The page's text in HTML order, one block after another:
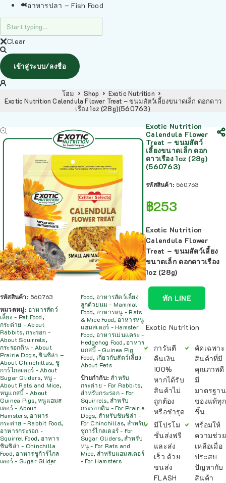
อาหารปลา – Fish Food
Clear
เข้าสู่ระบบ/ลงชื่อ
โฮม Shop
Exotic Nutrition
Exotic Nutrition Calendula Flower Treat – ขนมสัตว์เลี้ยงขนาดเล็ก ดอกดาว
เรือง 1oz (28g)(560763)
รหัสสินค้า: 560763
หมวดหมู่: อาหารสัตว์
เลี้ยง - Pet Food,
กระต่าย - About
Rabbits, กระรอก -
About Squirrels,
กระรอกดิน - About
Prairie Dogs,ชินชิล่า –
About Chinchillas, ชู
การ์ไกลเดอร์ - About
Sugar Gliders, หนู -
About Rats and Mice,
หนูแกสบี้ - About
Guinea Pigs,หนูแฮมส
เตอร์ - About
Hamsters, อาหาร
กระต่าย - Rabbit Food,
อาหารกระรอก -
Squirrel Food, อาหาร
ชินชิล่า - Chinchilla
Food, อาหารชูก้าร์ไกล
เดอร์ - Sugar Glider
Food, อาหารสัตว์เลี้ยง
ลูกด้วยนม - Mammal
Food, อาหารหนู - Rats
& Mice Food, อาหารหนู
แฮมสเตอร์ - Hamster
Food, อาหารเม่นแคระ -
Hedgehog Food, อาหาร
แกสบี้ - Guinea Pig
Food, เกี่ยวกับสัตว์เลี้ยง -
About Pets
ป้ายกำกับ:สำหรับ
กระต่าย - For Rabbits,
สำหรับกระรอก - For
Squirrels,สำหรับ
กระรอกดิน - For Prairie
Dogs, สำหรับชินชิล่า -
For Chinchillas, สำหรับ
ชูการ์ไกลเดอร์ - For
Sugar Gliders,สำหรับ
หนู - For Rats and
Mice, สำหรับแฮมสเตอร์
- For Hamsters
Exotic Nutrition
Calendula Flower
Treat – ขนมสัตว์
เลี้ยงขนาดเล็ก ดอก
ดาวเรือง 1oz (28g)
(560763)
รหัสสินค้า: 560763
฿253
Exotic Nutrition
Calendula Flower
Treat – ขนมสัตว์เลี้ยง
ขนาดเล็ก ดอกดาวเรือง
1oz (28g)
ทัก LINE
Exotic Nutrition
การันตี
คืนเงิน
100%
หากได้รับ
สินค้าไม่
ถูกต้อง
หรือชำรุด
มีโปรโม
ชั่นส่งฟรี
และส่ง
เร็ว ด้วย
ขนส่ง
FLASH
คัดเฉพาะ
สินค้าที่มี
คุณภาพดี
มี
มาตรฐาน
ของแท้ทุก
ชิ้น
พร้อมให้
ความช่วย
เหลือเมื่อ
ประสบ
ปัญหากับ
สินค้า